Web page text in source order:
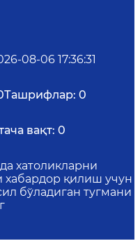
08-06 17:36:31
Ташрифлар: 0
вақт: 0
хатоликларни
хабардор қилиш учун
бўладиган тугмани